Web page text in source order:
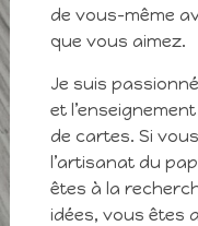
de vous-même
que vous aimez.
Je suis
et
de cartes. Si
l’artisanat du
êtes à la
idées, vous êtes